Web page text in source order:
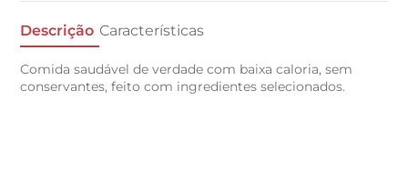
Descrição Características
Comida saudável de verdade com baixa caloria, sem
conservantes, feito com ingredientes selecionados.